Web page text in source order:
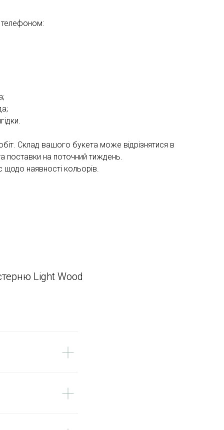
Склад вашого букета може відрізнятися в
поставки на поточний тиждень.
наявності кольорів.
Light Wood